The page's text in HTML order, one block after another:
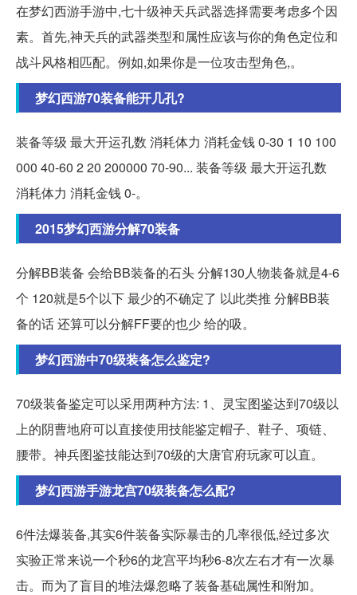
在梦幻西游手游中,七十级神天兵武器选择需要考虑多个因
素。首先,神天兵的武器类型和属性应该与你的角色定位和
战斗风格相匹配。例如,如果你是一位攻击型角色,。
梦幻西游70装备能开几孔?
装备等级 最大开运孔数 消耗体力 消耗金钱 0-30 1 10 100
000 40-60 2 20 200000 70-90... 装备等级 最大开运孔数
消耗体力 消耗金钱 0-。
2015梦幻西游分解70装备
分解BB装备 会给BB装备的石头 分解130人物装备就是4-6
个 120就是5个以下 最少的不确定了 以此类推 分解BB装
备的话 还算可以分解FF要的也少 给的吸。
梦幻西游中70级装备怎么鉴定?
70级装备鉴定可以采用两种方法: 1、灵宝图鉴达到70级以
上的阴曹地府可以直接使用技能鉴定帽子、鞋子、项链、
腰带。神兵图鉴技能达到70级的大唐官府玩家可以直。
梦幻西游手游龙宫70级装备怎么配?
6件法爆装备,其实6件装备实际暴击的几率很低,经过多次
实验正常来说一个秒6的龙宫平均秒6-8次左右才有一次暴
击。而为了盲目的堆法爆忽略了装备基础属性和附加。